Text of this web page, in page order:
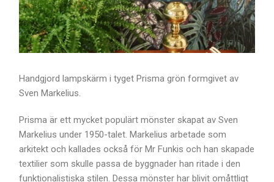
Handgjord lampskärm i tyget Prisma grön formgivet av
Sven Markelius.
Prisma är ett mycket populärt mönster skapat av Sven
Markelius under 1950-talet. Markelius arbetade som
arkitekt och kallades också för Mr Funkis och han skapade
textilier som skulle passa de byggnader han ritade i den
funktionalistiska stilen. Dessa mönster har blivit omåttligt